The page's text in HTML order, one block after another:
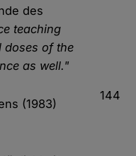
des
teaching
doses of the
as well."
(1983)
144